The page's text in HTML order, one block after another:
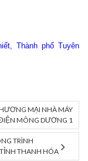
Thành phố Tuyên
MẠI NHÀ MÁY
MÔNG DƯƠNG 1
TRÌNH
THANH HÓA